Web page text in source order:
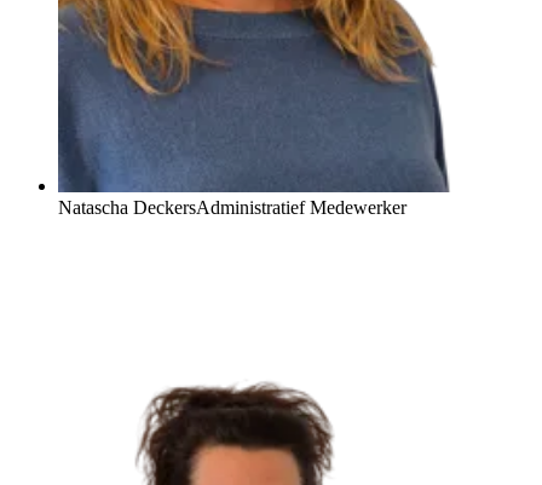
Natascha DeckersAdministratief Medewerker